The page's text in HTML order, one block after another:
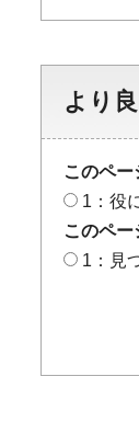
より
このペー
1：役
このペ
1：見